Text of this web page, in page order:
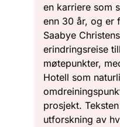
en karriere som
enn 30 år, og er
Saabye
erindringsreise
møtepunkter,
Hotell som
prosjekt.
utforskning av